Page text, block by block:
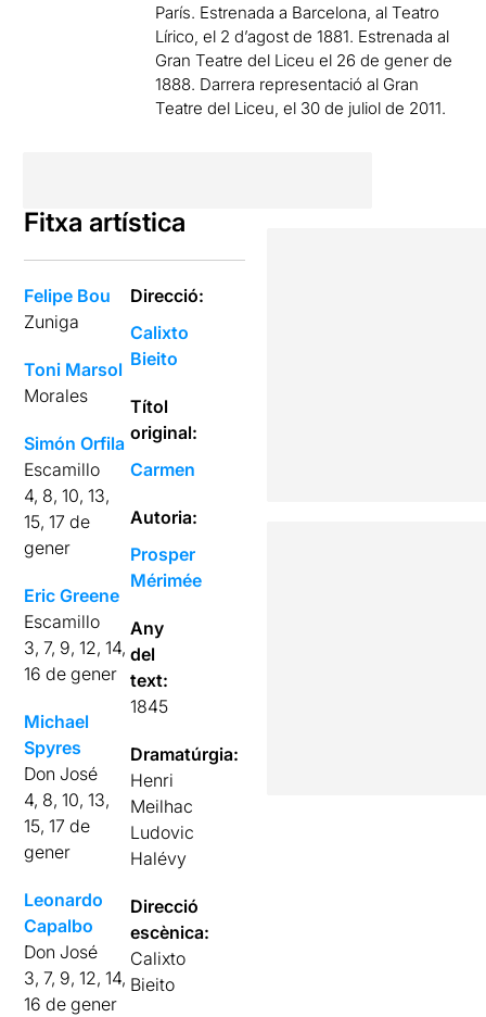
París. Estrenada a Barcelona, al Teatro
Lírico, el 2 d’agost de 1881. Estrenada al
Gran Teatre del Liceu el 26 de gener de
1888. Darrera representació al Gran
Teatre del Liceu, el 30 de juliol de 2011.
Fitxa artística
Felipe Bou
Zuniga
Toni Marsol
Morales
Simón Orfila
Escamillo
4, 8, 10, 13,
15, 17 de
gener
Eric Greene
Escamillo
3, 7, 9, 12, 14,
16 de gener
Michael
Spyres
Don José
4, 8, 10, 13,
15, 17 de
gener
Leonardo
Capalbo
Don José
3, 7, 9, 12, 14,
16 de gener
Direcció:
Calixto
Bieito
Títol
original:
Carmen
Autoria:
Prosper
Mérimée
Any
del
text:
1845
Dramatúrgia:
Henri
Meilhac
Ludovic
Halévy
Direcció
escènica:
Calixto
Bieito